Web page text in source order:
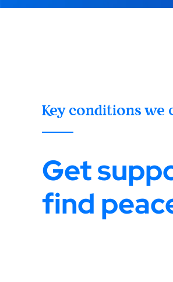
Key conditions we
Get
find